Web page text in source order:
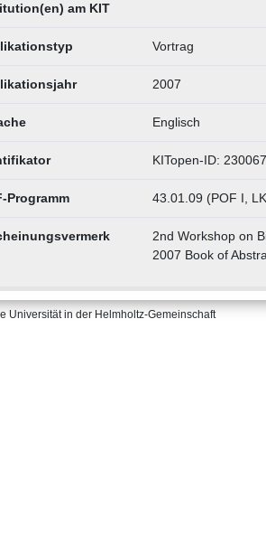
am KIT
Vortrag
2007
Englisch
KITopen-ID:
Programm 43.01.09 (POF I,
2nd Workshop on
2007 Book of
Universität in der Helmholtz-Gemeinschaft